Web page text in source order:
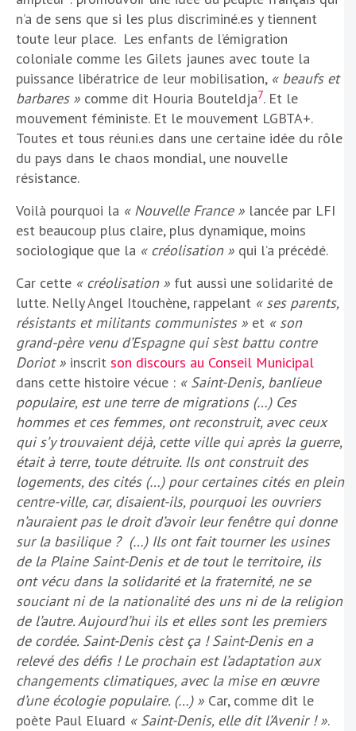
n’a de sens que si les plus discriminé.es y tiennent
toute leur place. Les enfants de l’émigration
coloniale comme les Gilets jaunes avec toute la
puissance libératrice de leur mobilisation, « beaufs et
barbares » comme dit Houria Bouteldja7. Et le
mouvement féministe. Et le mouvement LGBTA+.
Toutes et tous réuni.es dans une certaine idée du rôle
du pays dans le chaos mondial, une nouvelle
résistance.
Voilà pourquoi la « Nouvelle France » lancée par LFI
est beaucoup plus claire, plus dynamique, moins
sociologique que la « créolisation » qui l’a précédé.
Car cette « créolisation » fut aussi une solidarité de
lutte. Nelly Angel Itouchène, rappelant « ses parents,
résistants et militants communistes » et « son
grand-père venu d’Espagne qui s’est battu contre
Doriot » inscrit son discours au Conseil Municipal
dans cette histoire vécue : « Saint-Denis, banlieue
populaire, est une terre de migrations (…) Ces
hommes et ces femmes, ont reconstruit, avec ceux
qui s’y trouvaient déjà, cette ville qui après la guerre,
était à terre, toute détruite. Ils ont construit des
logements, des cités (…) pour certaines cités en plein
centre-ville, car, disaient-ils, pourquoi les ouvriers
n’auraient pas le droit d’avoir leur fenêtre qui donne
sur la basilique ? (…) Ils ont fait tourner les usines
de la Plaine Saint-Denis et de tout le territoire, ils
ont vécu dans la solidarité et la fraternité, ne se
souciant ni de la nationalité des uns ni de la religion
de l’autre. Aujourd’hui ils et elles sont les premiers
de cordée. Saint-Denis c’est ça ! Saint-Denis en a
relevé des défis ! Le prochain est l’adaptation aux
changements climatiques, avec la mise en œuvre
d’une écologie populaire. (…) » Car, comme dit le
poète Paul Eluard « Saint-Denis, elle dit l’Avenir ! ».